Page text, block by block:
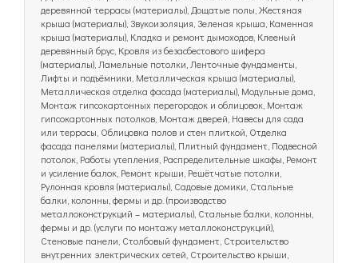
деревянной террасы (материалы), Дощатые полы, Жестяная
крыша (материалы), Звукоизоляция, Зеленая крыша, Каменная
крыша (материалы), Кладка и ремонт дымоходов, Клееный
деревянный брус, Кровля из безасбестового шифера
(материалы), Ламельные потолки, Ленточные фундаменты,
Лифты и подъёмники, Металлическая крыша (материалы),
Металлическая отделка фасада (материалы), Модульные дома,
Монтаж гипсокартонных перегородок и облицовок, Монтаж
гипсокартонных потолков, Монтаж дверей, Навесы для сада
или террасы, Облицовка полов и стен плиткой, Отделка
фасада панелями (материалы), Плитный фундамент, Подвесной
потолок, Работы утепления, Распределительные шкафы, Ремонт
и усиление балок, Ремонт крыши, Решётчатые потолки,
Рулонная кровля (материалы), Садовые домики, Стальные
балки, колонны, фермы и др. (производство
металлоконструкций – материалы), Стальные балки, колонны,
фермы и др. (услуги по монтажу металлоконструкций),
Стеновые панели, Столбовый фундамент, Строительство
внутренних электрических сетей, Строительство крыши,